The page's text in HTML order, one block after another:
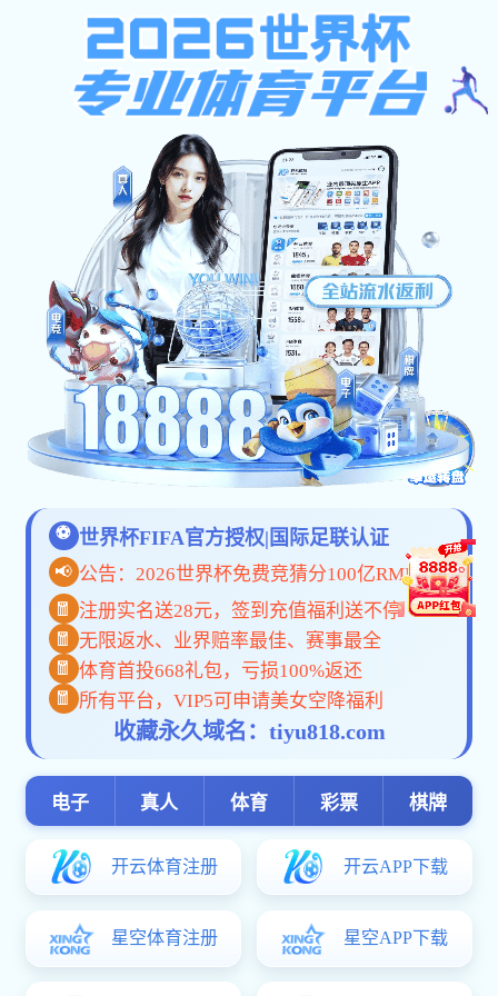
极速百家家乐app
会员服务系统 new!企业邮箱
百家
家乐
app
概况
新闻
中心